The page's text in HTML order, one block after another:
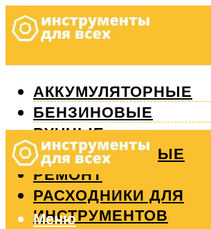
АККУМУЛЯТОРНЫЕ
БЕНЗИНОВЫЕ
РУЧНЫЕ
ИЗМЕРИТЕЛЬНЫЕ
РЕМОНТ
РАСХОДНИКИ ДЛЯ
ИНСТРУМЕНТОВ
Меню